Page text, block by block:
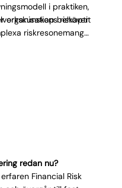
organisations riskaptit
och revisor
siffror även vid
i praktiken,
behöver
riskresonemang
redan nu?
Financial Risk